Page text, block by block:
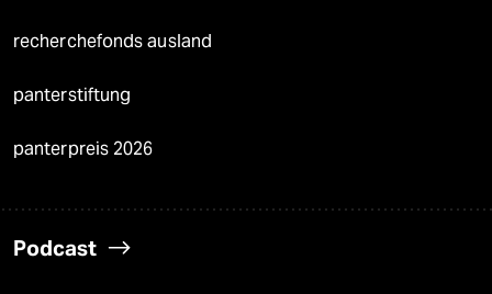
recherchefonds ausland
panterstiftung
panterpreis 2026
Podcast